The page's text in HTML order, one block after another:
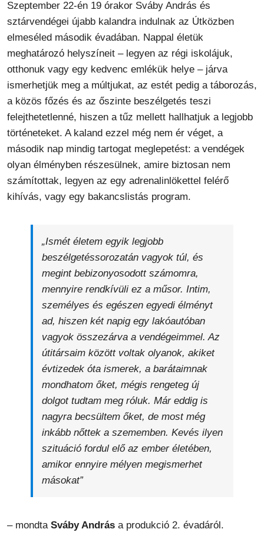
Szeptember 22-én 19 órakor Sváby András és
sztárvendégei újabb kalandra indulnak az Útközben
elmeséled második évadában. Nappal életük
meghatározó helyszíneit – legyen az régi iskolájuk,
otthonuk vagy egy kedvenc emlékük helye – járva
ismerhetjük meg a múltjukat, az estét pedig a táborozás,
a közös főzés és az őszinte beszélgetés teszi
felejthetetlenné, hiszen a tűz mellett hallhatjuk a legjobb
történeteket. A kaland ezzel még nem ér véget, a
második nap mindig tartogat meglepetést: a vendégek
olyan élményben részesülnek, amire biztosan nem
számítottak, legyen az egy adrenalinlökettel felérő
kihívás, vagy egy bakancslistás program.
„Ismét életem egyik legjobb
beszélgetéssorozatán vagyok túl, és
megint bebizonyosodott számomra,
mennyire rendkívüli ez a műsor. Intim,
személyes és egészen egyedi élményt
ad, hiszen két napig egy lakóautóban
vagyok összezárva a vendégeimmel. Az
útitársaim között voltak olyanok, akiket
évtizedek óta ismerek, a barátaimnak
mondhatom őket, mégis rengeteg új
dolgot tudtam meg róluk. Már eddig is
nagyra becsültem őket, de most még
inkább nőttek a szememben. Kevés ilyen
szituáció fordul elő az ember életében,
amikor ennyire mélyen megismerhet
másokat”
– mondta Sváby András a produkció 2. évadáról.